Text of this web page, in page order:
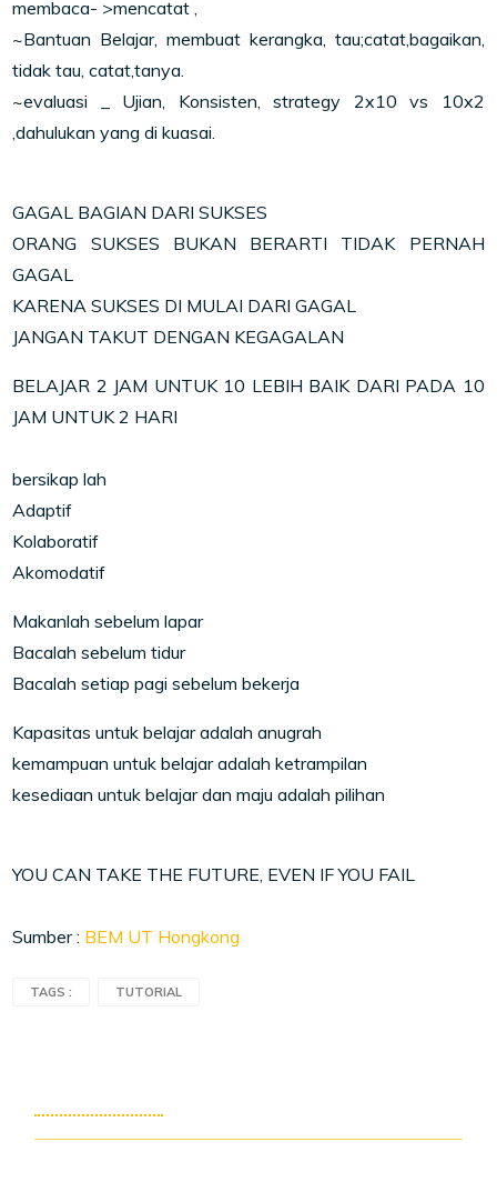
membaca- >mencatat ,
~Bantuan Belajar, membuat kerangka, tau;catat,bagaikan,
tidak tau, catat,tanya.
~evaluasi _ Ujian, Konsisten, strategy 2x10 vs 10x2
,dahulukan yang di kuasai.
GAGAL BAGIAN DARI SUKSES
ORANG SUKSES BUKAN BERARTI TIDAK PERNAH
GAGAL
KARENA SUKSES DI MULAI DARI GAGAL
JANGAN TAKUT DENGAN KEGAGALAN
BELAJAR 2 JAM UNTUK 10 LEBIH BAIK DARI PADA 10
JAM UNTUK 2 HARI
bersikap lah
Adaptif
Kolaboratif
Akomodatif
Makanlah sebelum lapar
Bacalah sebelum tidur
Bacalah setiap pagi sebelum bekerja
Kapasitas untuk belajar adalah anugrah
kemampuan untuk belajar adalah ketrampilan
kesediaan untuk belajar dan maju adalah pilihan
YOU CAN TAKE THE FUTURE, EVEN IF YOU FAIL
Sumber : BEM UT Hongkong
TAGS : TUTORIAL